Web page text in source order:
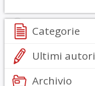
Categorie
Ultimi autori
Archivio